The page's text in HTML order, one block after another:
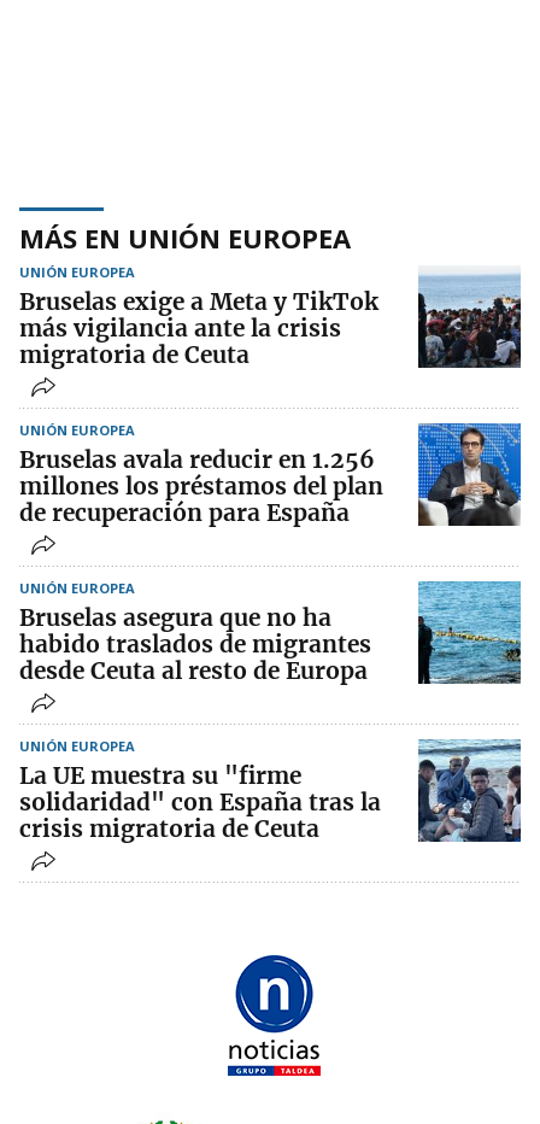
MÁS EN UNIÓN EUROPEA
UNIÓN EUROPEA
Bruselas exige a Meta y TikTok
más vigilancia ante la crisis
migratoria de Ceuta
UNIÓN EUROPEA
Bruselas avala reducir en 1.256
millones los préstamos del plan
de recuperación para España
UNIÓN EUROPEA
Bruselas asegura que no ha
habido traslados de migrantes
desde Ceuta al resto de Europa
UNIÓN EUROPEA
La UE muestra su "firme
solidaridad" con España tras la
crisis migratoria de Ceuta